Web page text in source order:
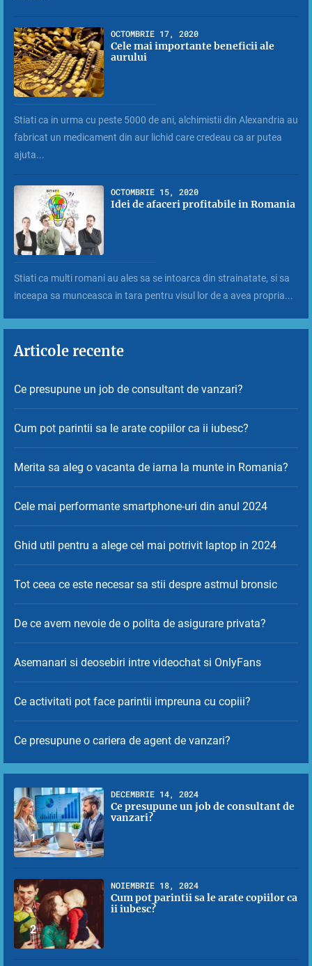
OCTOMBRIE 17, 2020
Cele mai importante beneficii ale
aurului
Stiati ca in urma cu peste 5000 de ani, alchimistii din Alexandria au
fabricat un medicament din aur lichid care credeau ca ar putea
ajuta...
OCTOMBRIE 15, 2020
Idei de afaceri profitabile in Romania
Stiati ca multi romani au ales sa se intoarca din strainatate, si sa
inceapa sa munceasca in tara pentru visul lor de a avea propria...
Articole recente
Ce presupune un job de consultant de vanzari?
Cum pot parintii sa le arate copiilor ca ii iubesc?
Merita sa aleg o vacanta de iarna la munte in Romania?
Cele mai performante smartphone-uri din anul 2024
Ghid util pentru a alege cel mai potrivit laptop in 2024
Tot ceea ce este necesar sa stii despre astmul bronsic
De ce avem nevoie de o polita de asigurare privata?
Asemanari si deosebiri intre videochat si OnlyFans
Ce activitati pot face parintii impreuna cu copiii?
Ce presupune o cariera de agent de vanzari?
1
DECEMBRIE 14, 2024
Ce presupune un job de consultant de
vanzari?
2
NOIEMBRIE 18, 2024
Cum pot parintii sa le arate copiilor ca
ii iubesc?